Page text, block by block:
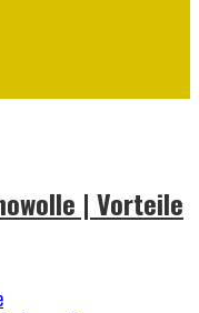
| Vorteile